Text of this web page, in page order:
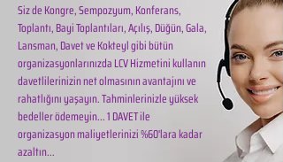
Siz de Kongre, Sempozyum, Konferans,
Toplantı, Bayi Toplantıları, Açılış, Düğün, Gala,
Lansman, Davet ve Kokteyl gibi bütün
organizasyonlarınızda LCV Hizmetini kullanın
davetlilerinizin net olmasının avantajını ve
rahatlığını yaşayın. Tahminlerinizle yüksek
bedeller ödemeyin... 1 DAVET ile
organizasyon maliyetlerinizi %60'lara kadar
azaltın...